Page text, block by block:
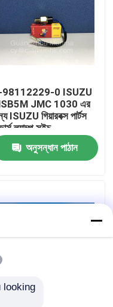
98112229-0 ISUZU
JMC 1030 এর
ISUZU গিয়ারবক্স পার্টস
ল্যাম্প সুইচ
অনুসন্ধান পাঠান
looking